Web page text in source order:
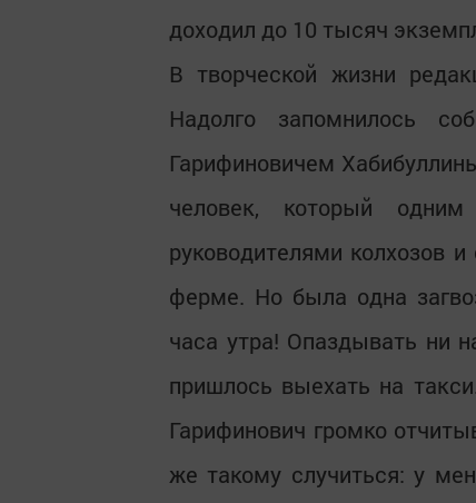
доходил до 10 тысяч
В творческой жизни
Надолго запомнилось
Гарифиновичем
человек, который
руководителями колхозов
ферме. Но была одна
часа утра! Опаздывать ни
пришлось выехать на
Гарифинович громко
же такому случиться: у